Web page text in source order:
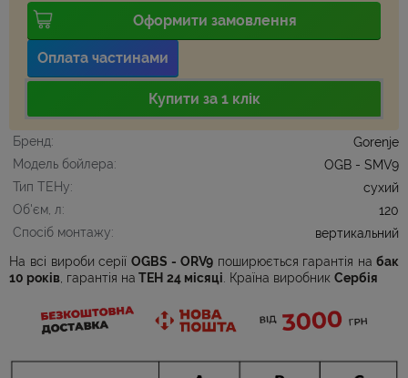
Оформити замовлення
Оплата частинами
Купити за 1 клiк
Бренд
Gorenje
Модель бойлера
OGB - SMV9
Тип ТЕНу
сухий
Об'єм, л
120
Спосіб монтажу
вертикальний
На всі вироби серіїOGBS - ORV9поширюється гарантія на бак
10 років гарантія на ТЕН 24 місяці Країна виробник Сербія